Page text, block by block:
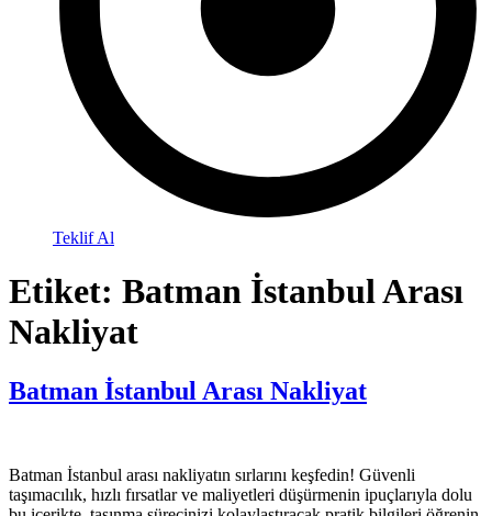
Teklif Al
Etiket: Batman İstanbul Arası
Nakliyat
Batman İstanbul Arası Nakliyat
Batman İstanbul arası nakliyatın sırlarını keşfedin! Güvenli
taşımacılık, hızlı fırsatlar ve maliyetleri düşürmenin ipuçlarıyla dolu